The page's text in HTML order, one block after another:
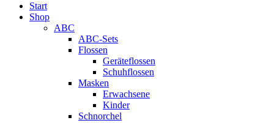
Start
Shop
ABC
ABC-Sets
Flossen
Geräteflossen
Schuhflossen
Masken
Erwachsene
Kinder
Schnorchel